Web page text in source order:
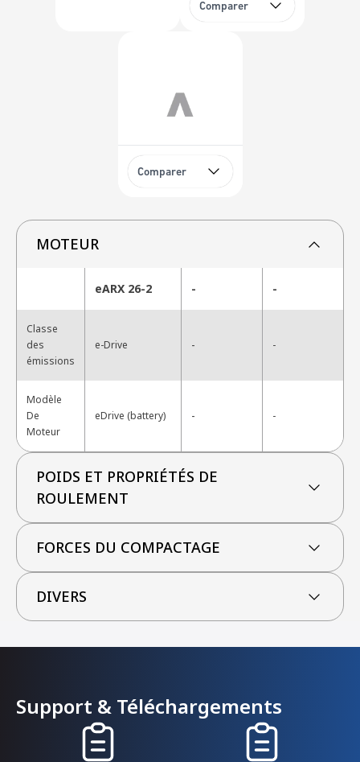
Comparer
Comparer
MOTEUR
eARX 26-2 - -
Classe
des
émissions
e-Drive - -
Modèle
De
Moteur
eDrive (battery) - -
POIDS ET PROPRIÉTÉS DE
ROULEMENT
FORCES DU COMPACTAGE
DIVERS
Support & Téléchargements